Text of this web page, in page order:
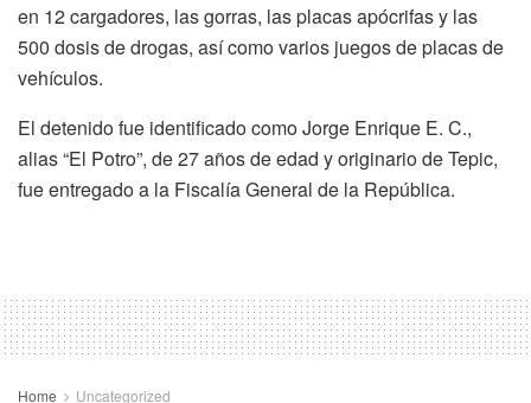
en 12 cargadores, las gorras, las placas apócrifas y las
500 dosis de drogas, así como varios juegos de placas de
vehículos.
El detenido fue identificado como Jorge Enrique E. C.,
alias “El Potro”, de 27 años de edad y originario de Tepic,
fue entregado a la Fiscalía General de la República.
Home Uncategorized